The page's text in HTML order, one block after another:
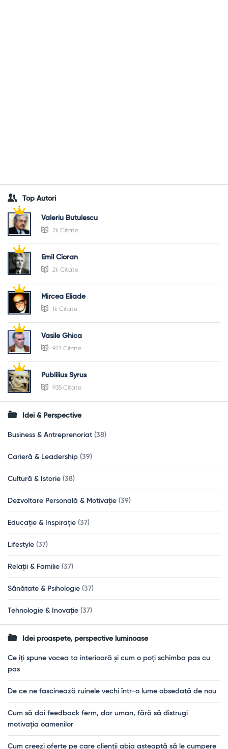
Top Autori
Valeriu Butulescu
2k Citate
Emil Cioran
2k Citate
Mircea Eliade
1k Citate
Vasile Ghica
977 Citate
Publilius Syrus
935 Citate
Idei & Perspective
Business & Antreprenoriat (38)
Carieră & Leadership (39)
Cultură & Istorie (38)
Dezvoltare Personală & Motivație (39)
Educație & Inspirație (37)
Lifestyle (37)
Relații & Familie (37)
Sănătate & Psihologie (37)
Tehnologie & Inovație (37)
Idei proaspete, perspective luminoase
Ce îți spune vocea ta interioară și cum o poți schimba pas cu
pas
De ce ne fascinează ruinele vechi într-o lume obsedată de nou
Cum să dai feedback ferm, dar uman, fără să distrugi
motivația oamenilor
Cum creezi oferte pe care clienții abia așteaptă să le cumpere